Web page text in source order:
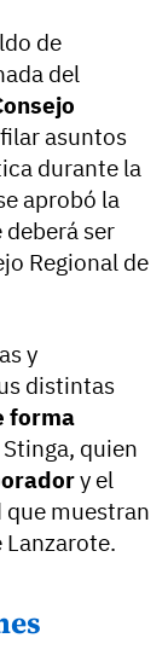
de
del
asuntos
durante la
aprobó la
deberá ser
Regional de
y
distintas
forma
quien
y el
que muestran
Lanzarote.